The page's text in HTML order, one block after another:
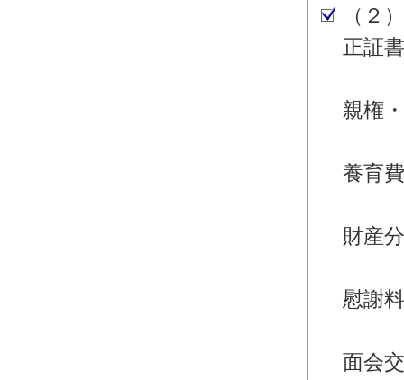
（２
正証
親権
養育
財産
慰謝
面会